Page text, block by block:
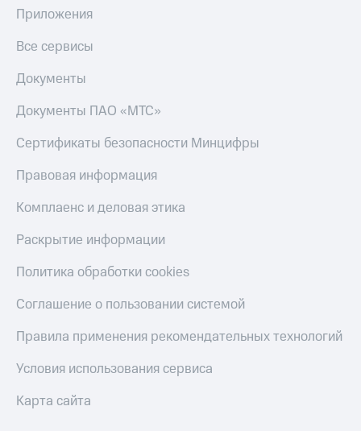
Приложения
Все сервисы
Документы
Документы ПАО «МТС»
Сертификаты безопасности Минцифры
Правовая информация
Комплаенс и деловая этика
Раскрытие информации
Политика обработки cookies
Соглашение о пользовании системой
Правила применения рекомендательных технологий
Условия использования сервиса
Карта сайта